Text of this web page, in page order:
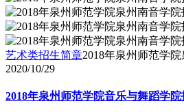
艺术类招生简章2018年泉州师范学
2020/10/29
2018年泉州师范学院音乐与舞蹈学